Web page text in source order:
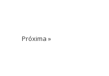
Próxima »